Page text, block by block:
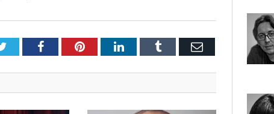
TwitterFacebookPinterestLinkedInTumblr E-